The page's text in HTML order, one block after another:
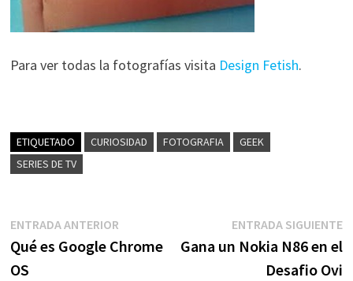
Para ver todas la fotografías visita Design Fetish.
ETIQUETADO CURIOSIDAD FOTOGRAFIA
GEEK
SERIES DE TV
Navegación
de
ENTRADA ANTERIOREntrada
anterior:
Qué es Google Chrome
OS
ENTRADA SIGUIENTE
Gana un Nokia N86 en el
Desafio Ovi